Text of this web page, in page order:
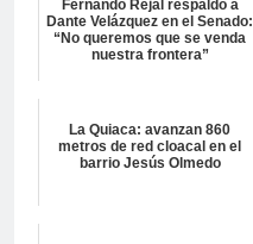
Fernando Rejal respaldó a
Dante Velázquez en el Senado:
“No queremos que se venda
nuestra frontera”
La Quiaca: avanzan 860
metros de red cloacal en el
barrio Jesús Olmedo